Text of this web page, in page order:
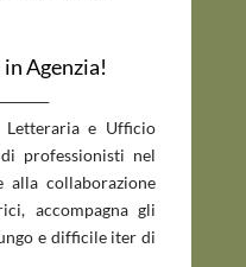
Agenzia!
Letteraria e Ufficio
professionisti nel
alla collaborazione
accompagna gli
e difficile iter di